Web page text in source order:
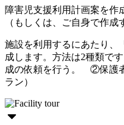
障害児支援利用計画案を作
（もしくは、ご自身で作成
施設を利用するにあたり、
成します。方法は2種類で
成の依頼を行う。 ②保護
ラン）